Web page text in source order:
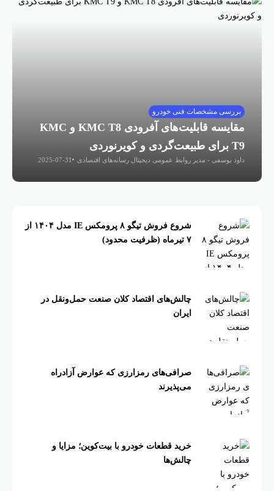
بررسی مشخصات فنی خودرو
مقایسه قابلیت‌های آفرودی KMC T8 و KMC
T9 برای طبیعت‌گردی و کویرنوردی
داود یوسفی - مدیر روابط عمومی دیجیتال رسانه‌های اقتصادی 2025-07-31
شروع فروش تیگو ۸ پرومکس IE مدل ۱۴۰۴ از
۷ تیرماه (ظرفیت محدود)
چالش‌های اقتصاد کلان صنعت حمل‌ونقل در
ایران
صرافی‌های رمزارزی که عوارض آزادراه
می‌پذیرند
خرید قطعات خودرو با بیت‌کوین؛ مزایا و
چالش‌ها